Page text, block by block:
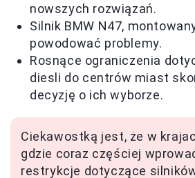
nowszych rozwiązań.
Silnik BMW N47,
powodować problemy.
Rosnące ograniczenia
diesli do centrów miast
decyzję o ich wyborze.
Ciekawostką jest, że w
gdzie coraz częściej
restrykcje dotyczące